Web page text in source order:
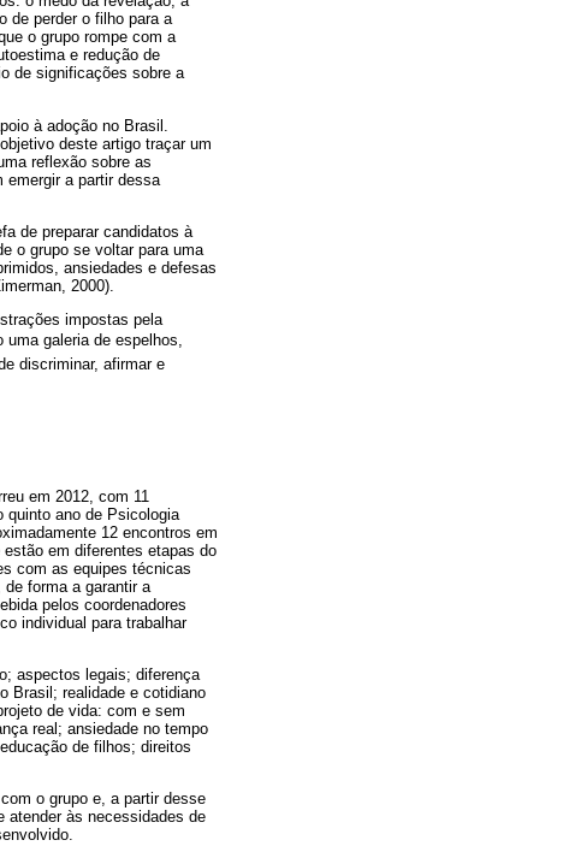
de perder o filho para a
o grupo rompe com a
e redução de
de significações sobre a
à adoção no Brasil.
deste artigo traçar um
reflexão sobre as
emergir a partir dessa
de preparar candidatos à
o grupo se voltar para uma
ansiedades e defesas
2000).
impostas pela
galeria de espelhos,
discriminar, afirmar e
em 2012, com 11
quinto ano de Psicologia
12 encontros em
em diferentes etapas do
com as equipes técnicas
forma a garantir a
pelos coordenadores
individual para trabalhar
aspectos legais; diferença
Brasil; realidade e cotidiano
de vida: com e sem
real; ansiedade no tempo
de filhos; direitos
o grupo e, a partir desse
atender às necessidades de